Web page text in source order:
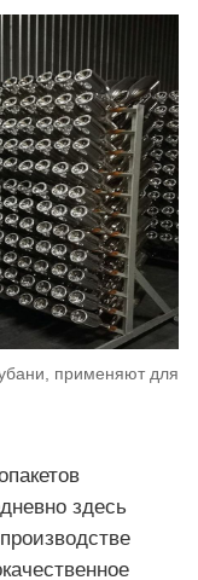
применяют для
здесь